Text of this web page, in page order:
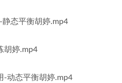
态平衡胡婷.mp4
胡婷.mp4
-动态平衡胡婷.mp4